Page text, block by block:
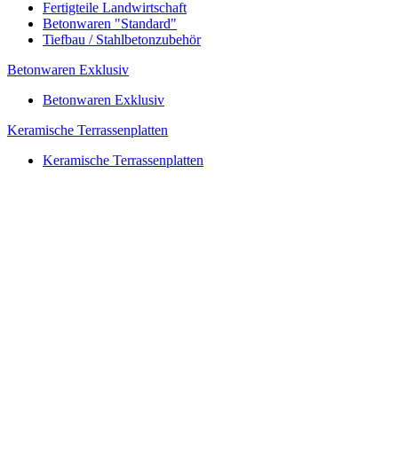
Fertigteile Landwirtschaft
Betonwaren "Standard"
Tiefbau / Stahlbetonzubehör
Betonwaren Exklusiv
Betonwaren Exklusiv
Keramische Terrassenplatten
Keramische Terrassenplatten